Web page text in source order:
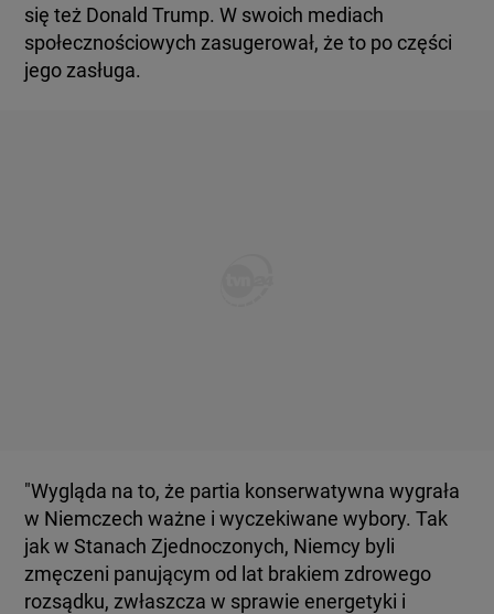
się też Donald Trump. W swoich mediach
społecznościowych zasugerował, że to po części
jego zasługa.
"Wygląda na to, że partia konserwatywna wygrała
w Niemczech ważne i wyczekiwane wybory. Tak
jak w Stanach Zjednoczonych, Niemcy byli
zmęczeni panującym od lat brakiem zdrowego
rozsądku, zwłaszcza w sprawie energetyki i